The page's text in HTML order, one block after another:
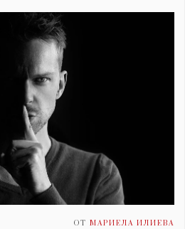
ОТ МАРИЕЛА ИЛИЕВА